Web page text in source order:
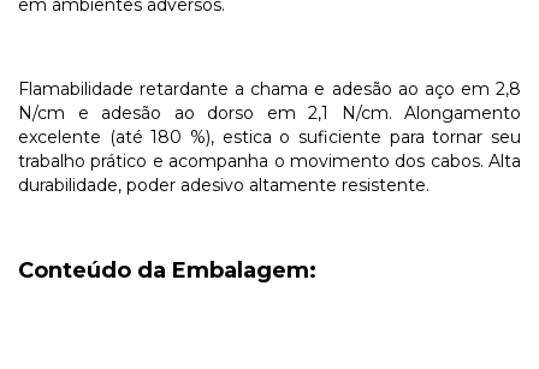
em ambientes adversos.
Flamabilidade retardante a chama e adesão ao aço em 2,8
N/cm e adesão ao dorso em 2,1 N/cm. Alongamento
excelente (até 180 %), estica o suficiente para tornar seu
trabalho prático e acompanha o movimento dos cabos. Alta
durabilidade, poder adesivo altamente resistente.
Conteúdo da Embalagem: